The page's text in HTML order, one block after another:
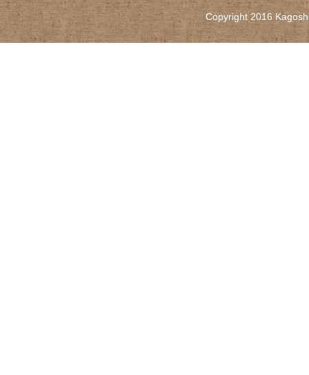
Copyright 2016